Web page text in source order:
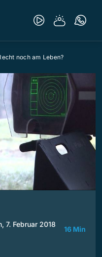
noch am Leben?
Februar 2018
16 Min